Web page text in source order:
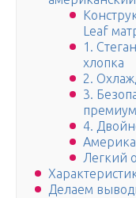
Leaf
1.
хлопка
2.
3.
4.
Легкий
Делаем